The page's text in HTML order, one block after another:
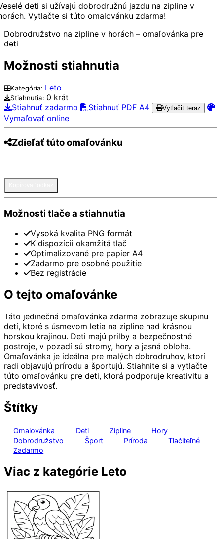
deti si užívajú dobrodružnú jazdu na zipline v
Vytlačte si túto omalovánku zdarma!
Dobrodružstvo na zipline v horách – omaľovánka pre
deti
Možnosti stiahnutia
Kategória: Leto
Stiahnutia: 0 krát
Stiahnuť zadarmo
Stiahnuť PDF A4 Vytlačiť teraz
Vymaľovať online
Zdieľať túto omaľovánku
Možnosti tlače a stiahnutia
Vysoká kvalita PNG formát
K dispozícii okamžitá tlač
Optimalizované pre papier A4
Zadarmo pre osobné použitie
Bez registrácie
O tejto omaľovánke
Táto jedinečná omaľovánka zdarma zobrazuje skupinu
detí, ktoré s úsmevom letia na zipline nad krásnou
horskou krajinou. Deti majú prilby a bezpečnostné
postroje, v pozadí sú stromy, hory a jasná obloha.
Omaľovánka je ideálna pre malých dobrodruhov, ktorí
radi objavujú prírodu a športujú. Stiahnite si a vytlačte
túto omaľovánku pre deti, ktorá podporuje kreativitu a
predstavivosť.
Štítky
Omalovánka Deti Zipline
Hory
Dobrodružstvo
Šport Príroda
Tlačiteľné
Zadarmo
Viac z kategórie Leto